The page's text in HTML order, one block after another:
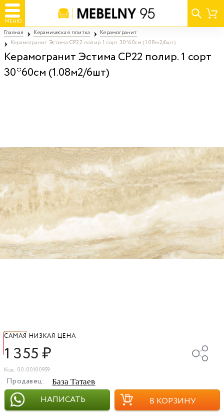
МЕНЮ
Главная Керамическая плитка
Керамогранит
Керамогранит Эстима CP22 полир. 1 сорт 30*60см (1.08м2/6шт)
Керамогранит Эстима CP22 полир. 1 сорт
30*60см (1.08м2/6шт)
САМАЯ НИЗКАЯ ЦЕНА
1 355₽
Код: 00-00100959
Продавец: База Татаев
НАПИСАТЬ В КОРЗИНУ